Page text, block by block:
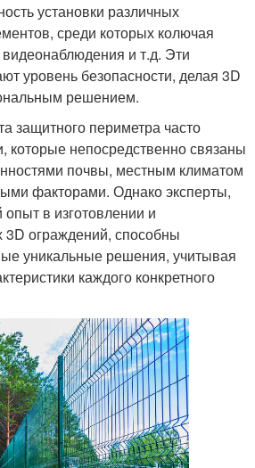
установки различных
среди которых колючая
и т.д. Эти
уровень безопасности, делая 3D
решением.
защитного периметра часто
которые непосредственно связаны
почвы, местным климатом
факторами. Однако эксперты,
в изготовлении и
3D ограждений, способны
уникальные решения, учитывая
каждого конкретного